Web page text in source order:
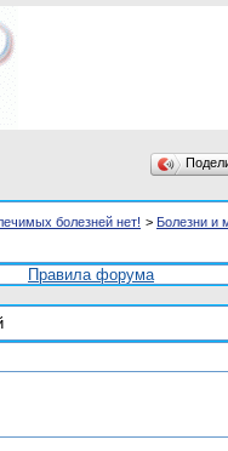
болезней нет! > Болезни и
Правила форума